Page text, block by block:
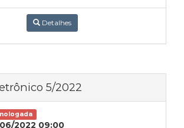
Detalhes
5/2022
2022 09:00